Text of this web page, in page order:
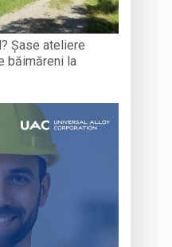
Șase ateliere
băimăreni la